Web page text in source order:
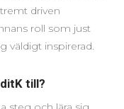
driven
roll som just
väldigt inspirerad.
till?